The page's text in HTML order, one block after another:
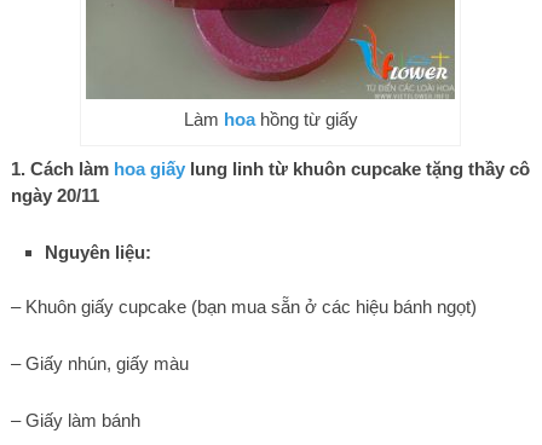
Làm hoahồng từ giấy
1. Cách làm hoa giấylung linh từ khuôn cupcake tặng thầy cô
ngày 20/11
Nguyên liệu:
– Khuôn giấy cupcake (bạn mua sẵn ở các hiệu bánh ngọt)
– Giấy nhún, giấy màu
– Giấy làm bánh